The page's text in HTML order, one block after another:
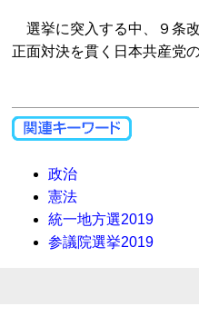
選挙に突入する中、９条
正面対決を貫く日本共産党
政治
憲法
統一地方選2019
参議院選挙2019